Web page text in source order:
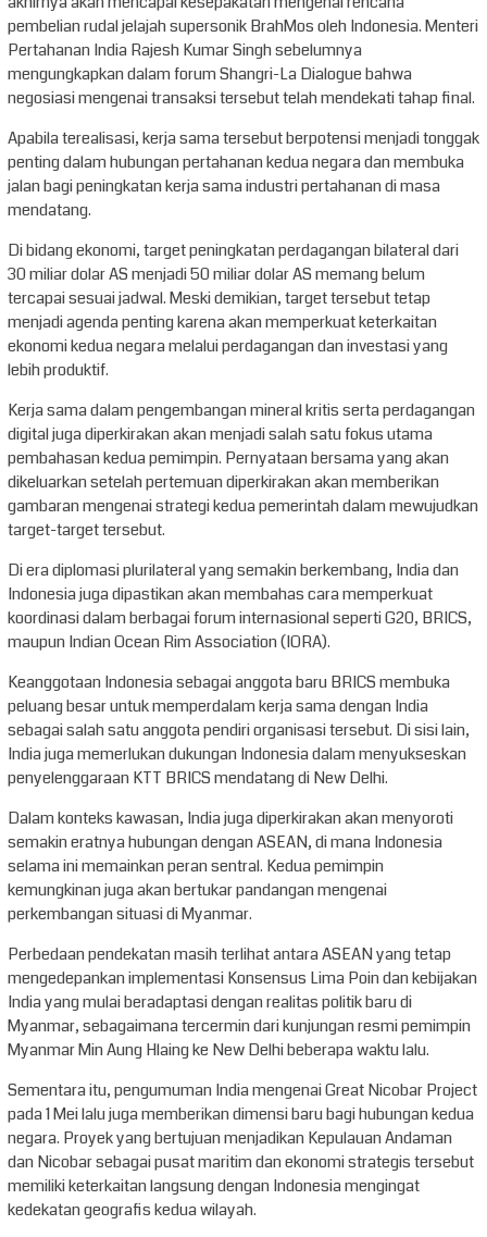
pembelian rudal jelajah supersonik BrahMos oleh Indonesia. Menteri
Pertahanan India Rajesh Kumar Singh sebelumnya
mengungkapkan dalam forum Shangri-La Dialogue bahwa
negosiasi mengenai transaksi tersebut telah mendekati tahap final.
Apabila terealisasi, kerja sama tersebut berpotensi menjadi tonggak
penting dalam hubungan pertahanan kedua negara dan membuka
jalan bagi peningkatan kerja sama industri pertahanan di masa
mendatang.
Di bidang ekonomi, target peningkatan perdagangan bilateral dari
30 miliar dolar AS menjadi 50 miliar dolar AS memang belum
tercapai sesuai jadwal. Meski demikian, target tersebut tetap
menjadi agenda penting karena akan memperkuat keterkaitan
ekonomi kedua negara melalui perdagangan dan investasi yang
lebih produktif.
Kerja sama dalam pengembangan mineral kritis serta perdagangan
digital juga diperkirakan akan menjadi salah satu fokus utama
pembahasan kedua pemimpin. Pernyataan bersama yang akan
dikeluarkan setelah pertemuan diperkirakan akan memberikan
gambaran mengenai strategi kedua pemerintah dalam mewujudkan
target-target tersebut.
Di era diplomasi plurilateral yang semakin berkembang, India dan
Indonesia juga dipastikan akan membahas cara memperkuat
koordinasi dalam berbagai forum internasional seperti G20, BRICS,
maupun Indian Ocean Rim Association (IORA).
Keanggotaan Indonesia sebagai anggota baru BRICS membuka
peluang besar untuk memperdalam kerja sama dengan India
sebagai salah satu anggota pendiri organisasi tersebut. Di sisi lain,
India juga memerlukan dukungan Indonesia dalam menyukseskan
penyelenggaraan KTT BRICS mendatang di New Delhi.
Dalam konteks kawasan, India juga diperkirakan akan menyoroti
semakin eratnya hubungan dengan ASEAN, di mana Indonesia
selama ini memainkan peran sentral. Kedua pemimpin
kemungkinan juga akan bertukar pandangan mengenai
perkembangan situasi di Myanmar.
Perbedaan pendekatan masih terlihat antara ASEAN yang tetap
mengedepankan implementasi Konsensus Lima Poin dan kebijakan
India yang mulai beradaptasi dengan realitas politik baru di
Myanmar, sebagaimana tercermin dari kunjungan resmi pemimpin
Myanmar Min Aung Hlaing ke New Delhi beberapa waktu lalu.
Sementara itu, pengumuman India mengenai Great Nicobar Project
pada 1 Mei lalu juga memberikan dimensi baru bagi hubungan kedua
negara. Proyek yang bertujuan menjadikan Kepulauan Andaman
dan Nicobar sebagai pusat maritim dan ekonomi strategis tersebut
memiliki keterkaitan langsung dengan Indonesia mengingat
kedekatan geografis kedua wilayah.